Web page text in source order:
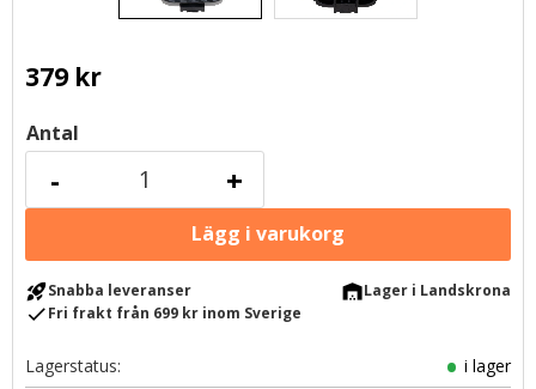
379kr
Antal
+
-
rocket_launchSnabba leveranser warehouseLager i Landskrona
checkFri frakt från 699 kr inom Sverige
Lagerstatus
i lager